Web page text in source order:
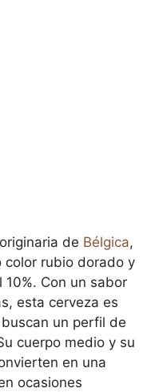
de Bélgica,
color rubio dorado y
Con un sabor
esta cerveza es
un perfil de
cuerpo medio y su
en una
ocasiones